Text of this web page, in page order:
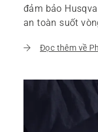
đảm bảo
an toàn suốt
Đọc thêm về